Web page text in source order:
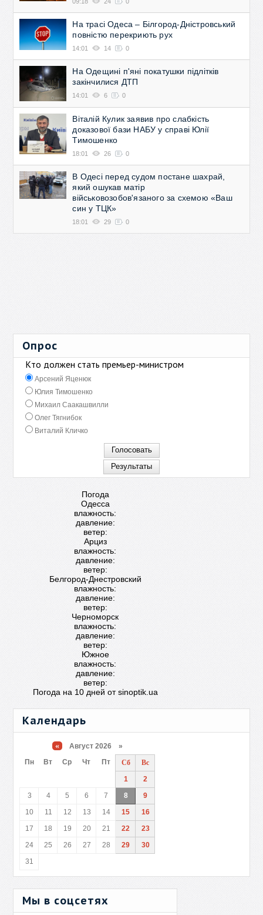
На трасі Одеса – Білгород-Дністровський
повністю перекриють рух
14:01 14 0
На Одещині п'яні покатушки підлітків
закінчилися ДТП
14:01 6 0
Віталій Кулик заявив про слабкість
доказової бази НАБУ у справі Юлії
Тимошенко
18:01 26 0
В Одесі перед судом постане шахрай,
який ошукав матір
військовозобов'язаного за схемою «Ваш
син у ТЦК»
18:01 29 0
Опрос
Кто должен стать премьер-министром
Арсений Яценюк
Юлия Тимошенко
Михаил Саакашвилли
Олег Тягнибок
Виталий Кличко
Погода
Одесса
влажность:
давление:
ветер:
Арциз
влажность:
давление:
ветер:
Белгород-Днестровский
влажность:
давление:
ветер:
Черноморск
влажность:
давление:
ветер:
Южное
влажность:
давление:
ветер:
Погода на 10 дней отsinoptik.ua
Календарь
« Август 2026 »
Пн
Вт Ср Чт Пт Сб
Вс
1
2
3
4 5 6 7 8
9
10
11 12 13 14 15
16
17
18 19 20 21 22
23
24
25 26 27 28 29
30
31
Мы в соцсетях